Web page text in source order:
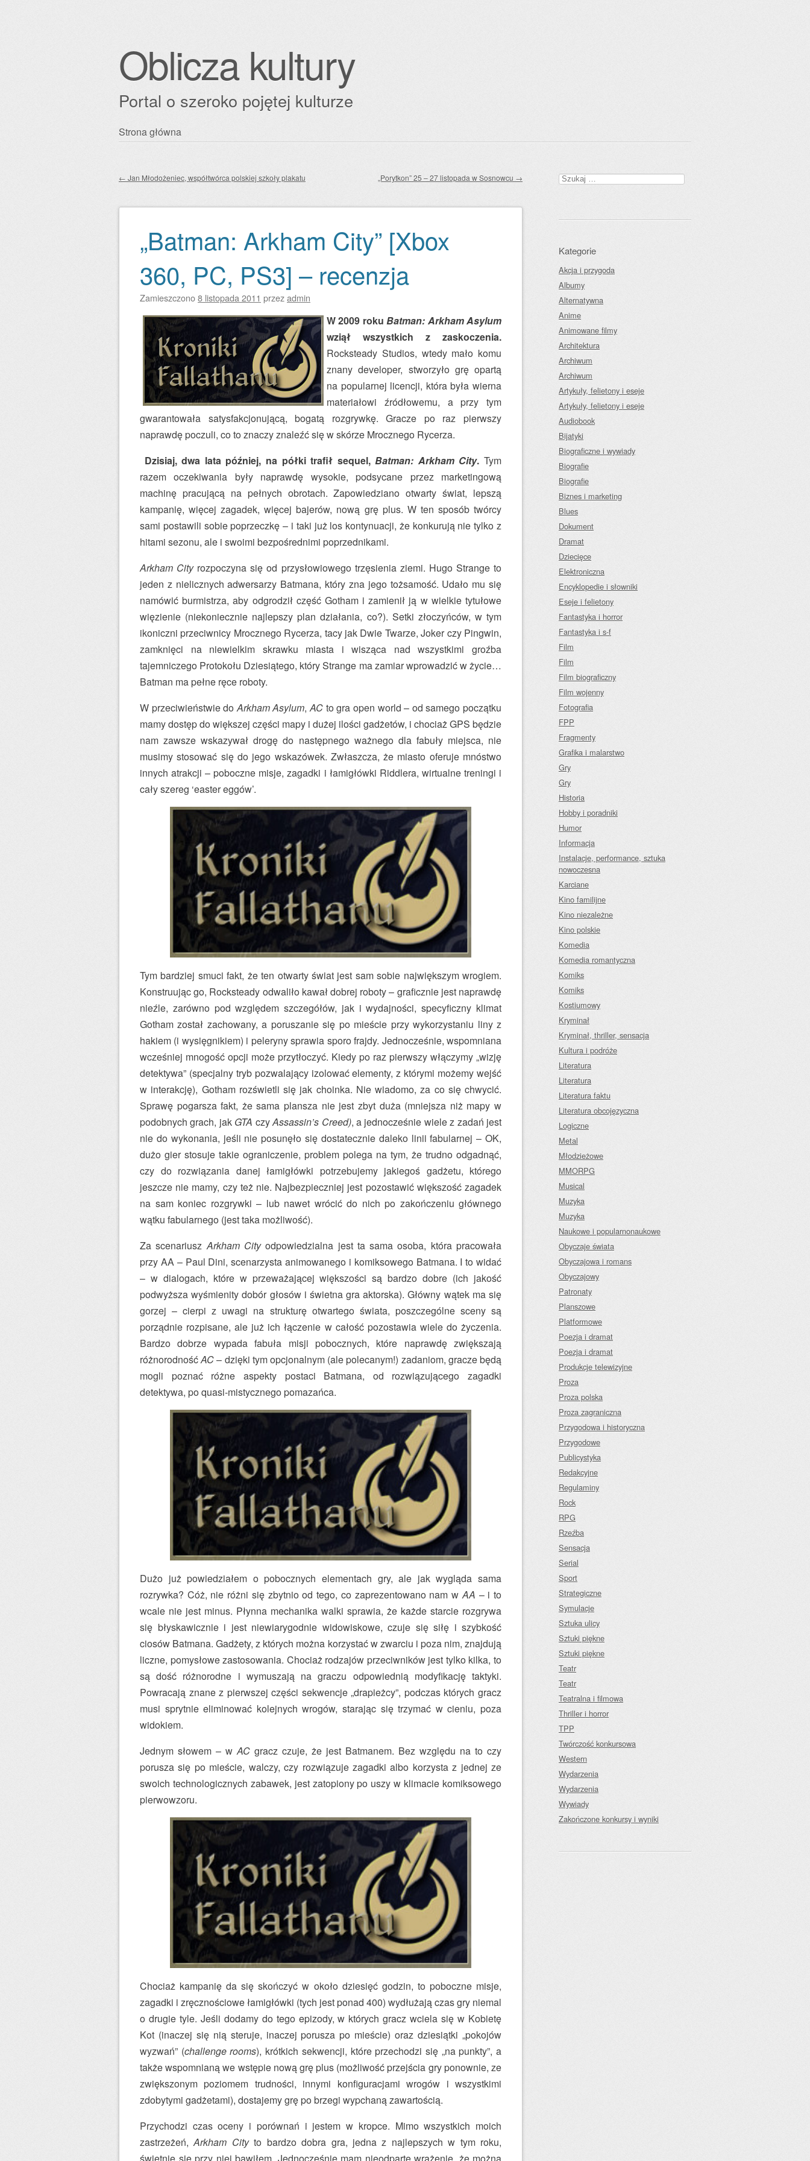
Oblicza kultury
Portal o szeroko pojętej kulturze
Przejdź
Strona główna
Zobacz wpisy
← Jan Młodożeniec, współtwórca polskiej szkoły plakatu „Porytkon” 25 – 27 listopada w Sosnowcu →
„Batman: Arkham City” [Xbox
360, PC, PS3] – recenzja
Zamieszczono8 listopada 2011 przezadmin
W 2009 rokuBatman: Arkham Asylum
wziął wszystkich z zaskoczenia.
Rocksteady Studios, wtedy mało komu
znany developer, stworzyło grę opartą
na popularnej licencji, która była wierna
materiałowi źródłowemu, a przy tym
gwarantowała satysfakcjonującą, bogatą rozgrywkę. Gracze po raz pierwszy
naprawdę poczuli, co to znaczy znaleźć się w skórze Mrocznego Rycerza.
Dzisiaj, dwa lata później, na półki trafił sequel,Batman: Arkham City. Tym
razem oczekiwania były naprawdę wysokie, podsycane przez marketingową
machinę pracującą na pełnych obrotach. Zapowiedziano otwarty świat, lepszą
kampanię, więcej zagadek, więcej bajerów, nową grę plus. W ten sposób twórcy
sami postawili sobie poprzeczkę – i taki już los kontynuacji, że konkurują nie tylko z
hitami sezonu, ale i swoimi bezpośrednimi poprzednikami.
Arkham Cityrozpoczyna się od przysłowiowego trzęsienia ziemi. Hugo Strange to
jeden z nielicznych adwersarzy Batmana, który zna jego tożsamość. Udało mu się
namówić burmistrza, aby odgrodził część Gotham i zamienił ją w wielkie tytułowe
więzienie (niekoniecznie najlepszy plan działania, co?). Setki złoczyńców, w tym
ikoniczni przeciwnicy Mrocznego Rycerza, tacy jak Dwie Twarze, Joker czy Pingwin,
zamknięci na niewielkim skrawku miasta i wisząca nad wszystkimi groźba
tajemniczego Protokołu Dziesiątego, który Strange ma zamiar wprowadzić w życie…
Batman ma pełne ręce roboty.
W przeciwieństwie doArkham Asylum,AC to gra open world – od samego początku
mamy dostęp do większej części mapy i dużej ilości gadżetów, i chociaż GPS będzie
nam zawsze wskazywał drogę do następnego ważnego dla fabuły miejsca, nie
musimy stosować się do jego wskazówek. Zwłaszcza, że miasto oferuje mnóstwo
innych atrakcji – poboczne misje, zagadki i łamigłówki Riddlera, wirtualne treningi i
cały szereg ‘easter eggów’.
Tym bardziej smuci fakt, że ten otwarty świat jest sam sobie największym wrogiem.
Konstruując go, Rocksteady odwaliło kawał dobrej roboty – graficznie jest naprawdę
nieźle, zarówno pod względem szczegółów, jak i wydajności, specyficzny klimat
Gotham został zachowany, a poruszanie się po mieście przy wykorzystaniu liny z
hakiem (i wysięgnikiem) i peleryny sprawia sporo frajdy. Jednocześnie, wspomniana
wcześniej mnogość opcji może przytłoczyć. Kiedy po raz pierwszy włączymy „wizję
detektywa” (specjalny tryb pozwalający izolować elementy, z którymi możemy wejść
w interakcję), Gotham rozświetli się jak choinka. Nie wiadomo, za co się chwycić.
Sprawę pogarsza fakt, że sama plansza nie jest zbyt duża (mniejsza niż mapy w
podobnych grach, jak GTA czyAssassin’s Creed), a jednocześnie wiele z zadań jest
nie do wykonania, jeśli nie posunęło się dostatecznie daleko linii fabularnej – OK,
dużo gier stosuje takie ograniczenie, problem polega na tym, że trudno odgadnąć,
czy do rozwiązania danej łamigłówki potrzebujemy jakiegoś gadżetu, którego
jeszcze nie mamy, czy też nie. Najbezpieczniej jest pozostawić większość zagadek
na sam koniec rozgrywki – lub nawet wrócić do nich po zakończeniu głównego
wątku fabularnego (jest taka możliwość).
Za scenariuszArkham Cityodpowiedzialna jest ta sama osoba, która pracowała
przy AA – Paul Dini, scenarzysta animowanego i komiksowego Batmana. I to widać
– w dialogach, które w przeważającej większości są bardzo dobre (ich jakość
podwyższa wyśmienity dobór głosów i świetna gra aktorska). Główny wątek ma się
gorzej – cierpi z uwagi na strukturę otwartego świata, poszczególne sceny są
porządnie rozpisane, ale już ich łączenie w całość pozostawia wiele do życzenia.
Bardzo dobrze wypada fabuła misji pobocznych, które naprawdę zwiększają
różnorodnośćAC– dzięki tym opcjonalnym (ale polecanym!) zadaniom, gracze będą
mogli poznać różne aspekty postaci Batmana, od rozwiązującego zagadki
detektywa, po quasi-mistycznego pomazańca.
Dużo już powiedziałem o pobocznych elementach gry, ale jak wygląda sama
rozrywka? Cóż, nie różni się zbytnio od tego, co zaprezentowano nam wAA – i to
wcale nie jest minus. Płynna mechanika walki sprawia, że każde starcie rozgrywa
się błyskawicznie i jest niewiarygodnie widowiskowe, czuje się siłę i szybkość
ciosów Batmana. Gadżety, z których można korzystać w zwarciu i poza nim, znajdują
liczne, pomysłowe zastosowania. Chociaż rodzajów przeciwników jest tylko kilka, to
są dość różnorodne i wymuszają na graczu odpowiednią modyfikację taktyki.
Powracają znane z pierwszej części sekwencje „drapieżcy”, podczas których gracz
musi sprytnie eliminować kolejnych wrogów, starając się trzymać w cieniu, poza
widokiem.
Jednym słowem – wAC gracz czuje, że jest Batmanem. Bez względu na to czy
porusza się po mieście, walczy, czy rozwiązuje zagadki albo korzysta z jednej ze
swoich technologicznych zabawek, jest zatopiony po uszy w klimacie komiksowego
pierwowzoru.
Chociaż kampanię da się skończyć w około dziesięć godzin, to poboczne misje,
zagadki i zręcznościowe łamigłówki (tych jest ponad 400) wydłużają czas gry niemal
o drugie tyle. Jeśli dodamy do tego epizody, w których gracz wciela się w Kobietę
Kot (inaczej się nią steruje, inaczej porusza po mieście) oraz dziesiątki „pokojów
wyzwań” (challenge rooms), krótkich sekwencji, które przechodzi się „na punkty”, a
także wspomnianą we wstępie nową grę plus (możliwość przejścia gry ponownie, ze
zwiększonym poziomem trudności, innymi konfiguracjami wrogów i wszystkimi
zdobytymi gadżetami), dostajemy grę po brzegi wypchaną zawartością.
Przychodzi czas oceny i porównań i jestem w kropce. Mimo wszystkich moich
zastrzeżeń,Arkham Cityto bardzo dobra gra, jedna z najlepszych w tym roku,
Szukaj:
Kategorie
Akcja i przygoda
Albumy
Alternatywna
Anime
Animowane filmy
Architektura
Archiwum
Archiwum
Artykuły, felietony i eseje
Artykuły, felietony i eseje
Audiobook
Bijatyki
Biograficzne i wywiady
Biografie
Biografie
Biznes i marketing
Blues
Dokument
Dramat
Dziecięce
Elektroniczna
Encyklopedie i słowniki
Eseje i felietony
Fantastyka i horror
Fantastyka i s-f
Film
Film
Film biograficzny
Film wojenny
Fotografia
FPP
Fragmenty
Grafika i malarstwo
Gry
Gry
Historia
Hobby i poradniki
Humor
Informacja
Instalacje, performance, sztuka
nowoczesna
Karciane
Kino familijne
Kino niezależne
Kino polskie
Komedia
Komedia romantyczna
Komiks
Komiks
Kostiumowy
Kryminał
Kryminał, thriller, sensacja
Kultura i podróże
Literatura
Literatura
Literatura faktu
Literatura obcojęzyczna
Logiczne
Metal
Młodzieżowe
MMORPG
Musical
Muzyka
Muzyka
Naukowe i popularnonaukowe
Obyczaje świata
Obyczajowa i romans
Obyczajowy
Patronaty
Planszowe
Platformowe
Poezja i dramat
Poezja i dramat
Produkcje telewizyjne
Proza
Proza polska
Proza zagraniczna
Przygodowa i historyczna
Przygodowe
Publicystyka
Redakcyjne
Regulaminy
Rock
RPG
Rzeźba
Sensacja
Serial
Sport
Strategiczne
Symulacje
Sztuka ulicy
Sztuki piękne
Sztuki piękne
Teatr
Teatr
Teatralna i filmowa
Thriller i horror
TPP
Twórczość konkursowa
Western
Wydarzenia
Wydarzenia
Wywiady
Zakończone konkursy i wyniki